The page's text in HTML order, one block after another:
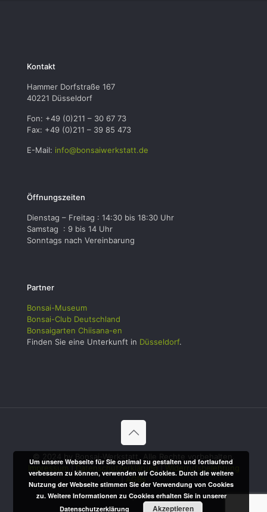
Kontakt
Hammer Dorfstraße 167
40221 Düsseldorf
Fon: +49 (0)211 – 30 67 73
Fax: +49 (0)211 – 39 85 473
E-Mail: info@bonsaiwerkstatt.de
Öffnungszeiten
Dienstag – Freitag : 14:30 bis 18:30 Uhr
Samstag : 9 bis 14 Uhr
Sonntags nach Vereinbarung
Partner
Bonsai-Museum
Bonsai-Club Deutschland
Bonsaigarten Chiisana-en
Finden Sie eine Unterkunft in Düsseldorf.
© 2024 by Bonsai-Werkstatt. Alle Rechte vorbehalten.
Datenschutzerklärung
Um unsere Webseite für Sie optimal zu gestalten und fortlaufend
verbessern zu können, verwenden wir Cookies. Durch die weitere
Nutzung der Webseite stimmen Sie der Verwendung von Cookies
zu. Weitere Informationen zu Cookies erhalten Sie in unserer
Datenschutzerklärung
Akzeptieren